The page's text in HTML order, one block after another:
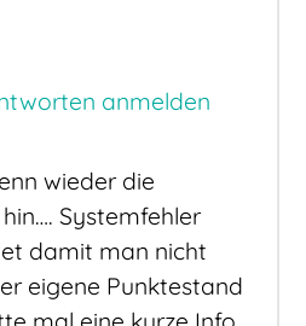
anmelden
wieder die
Systemfehler
damit man nicht
eigene Punktestand